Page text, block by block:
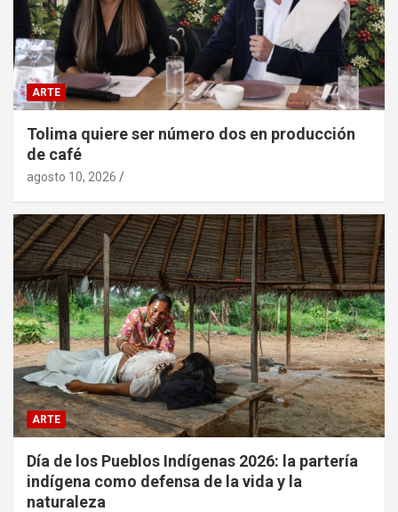
ARTE
Tolima quiere ser número dos en producción
de café
agosto 10, 2026
ARTE
Día de los Pueblos Indígenas 2026: la partería
indígena como defensa de la vida y la
naturaleza